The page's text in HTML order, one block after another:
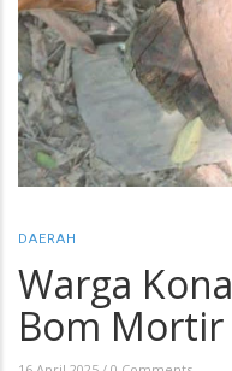
DAERAH
Warga
Bom Mortir